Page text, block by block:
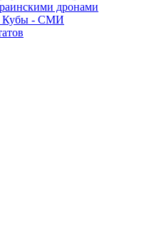
дронами
Кубы - СМИ